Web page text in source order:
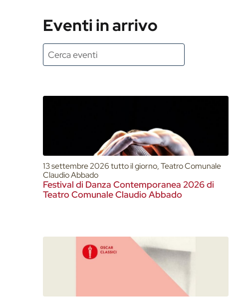
Eventi in arrivo
13 settembre 2026 tutto il giorno, Teatro Comunale
Claudio Abbado
Festival di Danza Contemporanea 2026 di
Teatro Comunale Claudio Abbado